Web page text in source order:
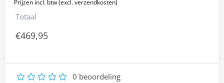
Totaal
€469,95
5
4
3
2 0 beoordeling